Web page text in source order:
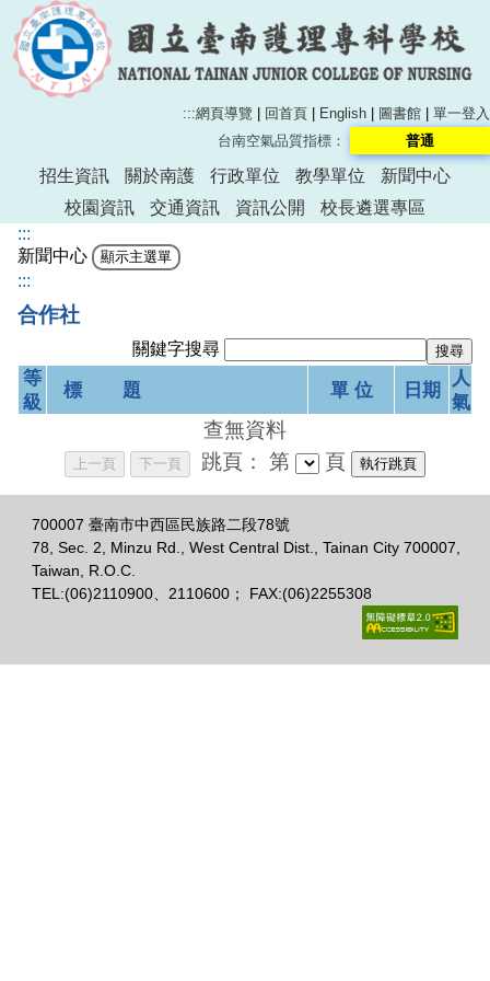
:::網頁導覽 | 回首頁 | English | 圖書館 | 單一登入
台南空氣品質指標：
普通
招生資訊 關於南護 行政單位 教學單位
新聞中心
校園資訊
交通資訊 資訊公開
校長遴選專區
:::
新聞中心
:::
合作社
關鍵字搜尋
等
級
標 題 單 位 日期
人
氣
查無資料
跳頁：
第 頁
700007 臺南市中西區民族路二段78號
78, Sec. 2, Minzu Rd., West Central Dist., Tainan City 700007,
Taiwan, R.O.C.
TEL:(06)2110900、2110600； FAX:(06)2255308